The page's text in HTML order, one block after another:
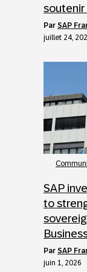
soutenir
par SAP
juillet 24,
SAP
to
par SAP
juin 1, 2026